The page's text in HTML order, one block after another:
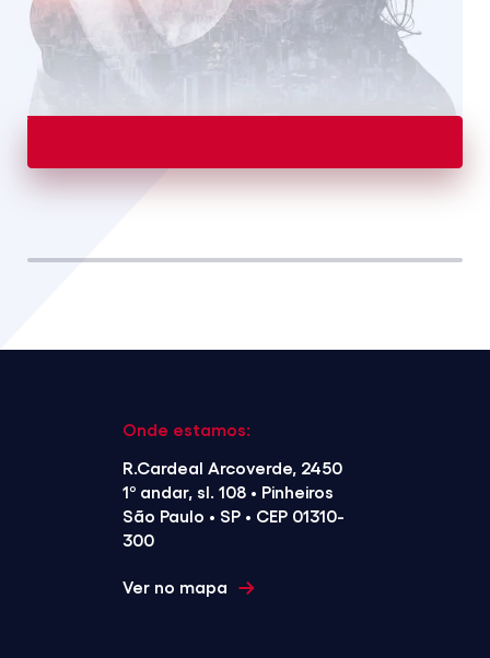
Onde estamos:
R.Cardeal Arcoverde, 2450
1º andar, sl. 108 • Pinheiros
São Paulo • SP • CEP 01310-
300
Ver no mapa